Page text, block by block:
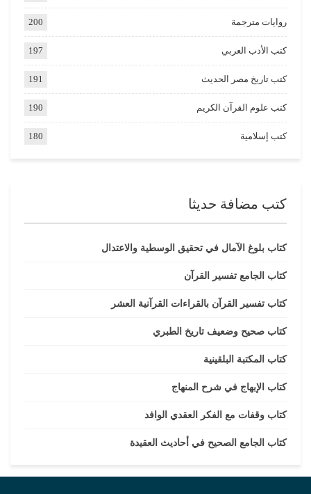
روايات مترجمة 200
كتب الأدب العربي 197
كتب تاريخ مصر الحديث 191
كتب علوم القرآن الكريم 190
كتب إسلامية 180
كتب مضافة حديثا
كتاب بلوغ الآمال في تحقيق الوسطية والاعتدال
كتاب الجامع تفسير القرآن
كتاب تفسير القرآن بالقراءات القرآنية العشر
كتاب صحيح وضعيف تاريخ الطبري
كتاب المكتبة البلقينية
كتاب الإبهاج في شرح المنهاج
كتاب وقفات مع الفكر العقدي الوافد
كتاب الجامع الصحيح في أحاديث العقيدة